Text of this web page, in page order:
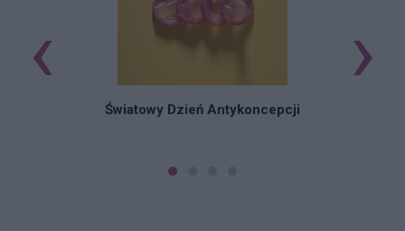
Światowy Dzień Antykoncepcji
‹ ›